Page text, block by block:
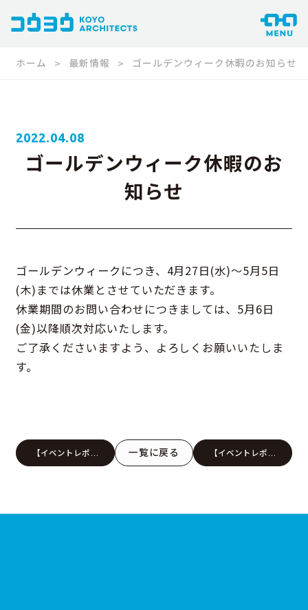
ホーム 最新情報 ゴールデンウィーク休暇のお知らせ
ゴールデンウィーク休暇のお
知らせ
2022.04.08
ゴールデンウィークにつき、4月27日(水)～5月5日
(木)までは休業とさせていただきます。
休業期間のお問い合わせにつきましては、5月6日
(金)以降順次対応いたします。
ご了承くださいますよう、よろしくお願いいたしま
す。
【イベントレポー
ト】SPRING MY
一覧に戻る
【イベントレポー
ト】SPRING MY